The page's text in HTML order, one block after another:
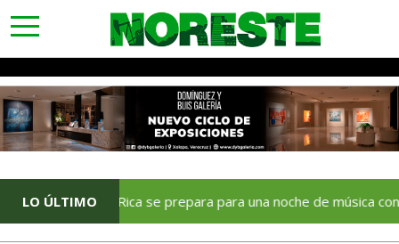
toggle
navigation
LO ÚLTIMO
Poza Rica se prepara para una noche de música con La